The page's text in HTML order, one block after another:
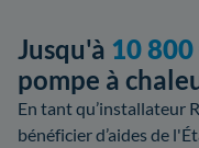
Jusqu'à 10 800
pompe à
En tant qu’installateur
bénéficier d’aides de